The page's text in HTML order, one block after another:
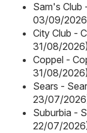
Sam's
03/09/
City Club -
31/08/2026)
Coppel -
31/08/2026)
Sears -
23/07/
Suburbia -
22/07/